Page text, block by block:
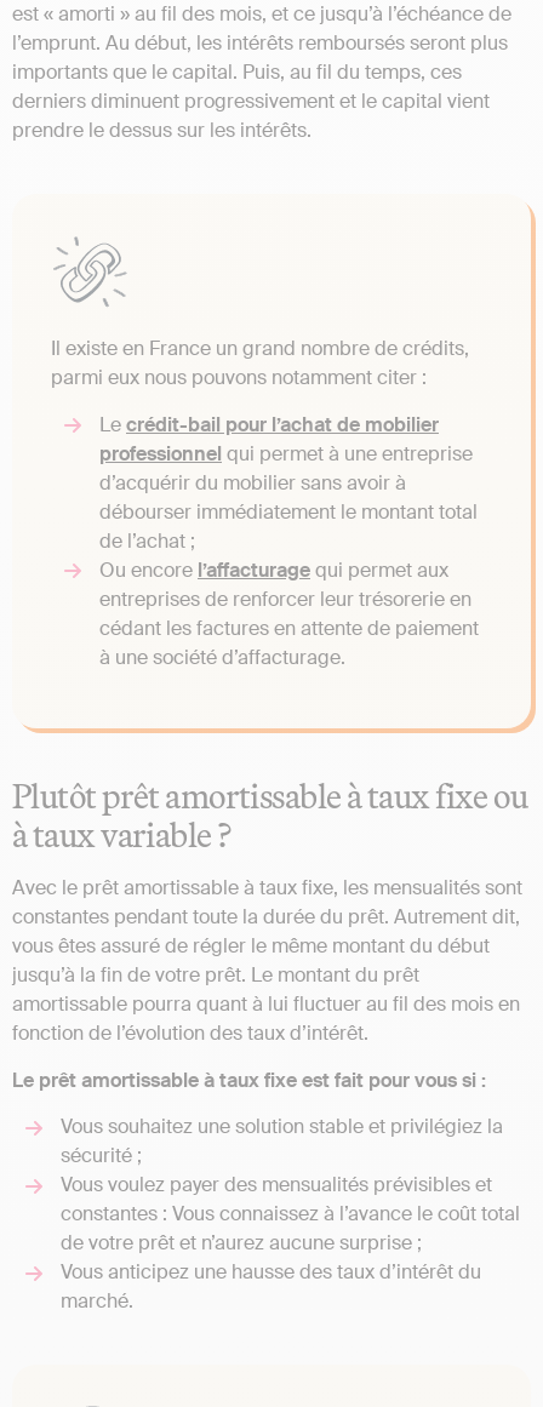
est « amorti » au fil des mois, et ce jusqu’à l’échéance de
l’emprunt. Au début, les intérêts remboursés seront plus
importants que le capital. Puis, au fil du temps, ces
derniers diminuent progressivement et le capital vient
prendre le dessus sur les intérêts.
Il existe en France un grand nombre de crédits,
parmi eux nous pouvons notamment citer :
Lecrédit-bail pour l’achat de mobilier
professionnel qui permet à une entreprise
d’acquérir du mobilier sans avoir à
débourser immédiatement le montant total
de l’achat ;
Ou encore l’affacturagequi permet aux
entreprises de renforcer leur trésorerie en
cédant les factures en attente de paiement
à une société d’affacturage.
Plutôt prêt amortissable à taux fixe ou
à taux variable ?
Avec le prêt amortissable à taux fixe, les mensualités sont
constantes pendant toute la durée du prêt. Autrement dit,
vous êtes assuré de régler le même montant du début
jusqu’à la fin de votre prêt. Le montant du prêt
amortissable pourra quant à lui fluctuer au fil des mois en
fonction de l’évolution des taux d’intérêt.
Le prêt amortissable à taux fixe est fait pour vous si :
Vous souhaitez une solution stable et privilégiez la
sécurité ;
Vous voulez payer des mensualités prévisibles et
constantes : Vous connaissez à l’avance le coût total
de votre prêt et n’aurez aucune surprise ;
Vous anticipez une hausse des taux d’intérêt du
marché.